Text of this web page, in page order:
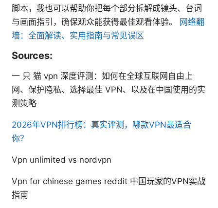
脚本，我也可以帮助你把每个部分拆解成镜头、台词
与画面指引，确保观众能获得最佳观看体验。 网络翻
墙：全面解读、实用指南与常见误区
Sources:
一 只 猫 vpn 深度评测：如何在全球互联网自由上
网、保护隐私、选择最佳 VPN、以及在中国使用的实
测策略
2026年VPN排行榜：真实评测，哪款VPN最适合
你？
Vpn unlimited vs nordvpn
Vpn for chinese games reddit 中国玩家的VPN实战
指南